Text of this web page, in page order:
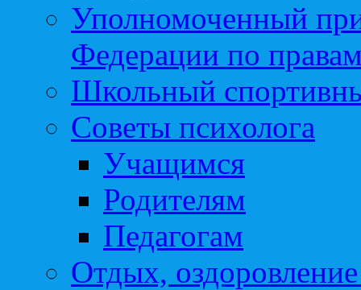
Уполномоченный
Федерации по
Школьный
Советы психолога
Учащимся
Родителям
Педагогам
Отдых, оздоровление